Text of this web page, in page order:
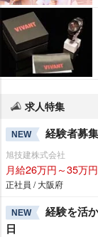
求人特集
NEW 経験者募
旭技建株式会社
月給26万円～35万円
正社員 / 大阪府
NEW
経験を活
日